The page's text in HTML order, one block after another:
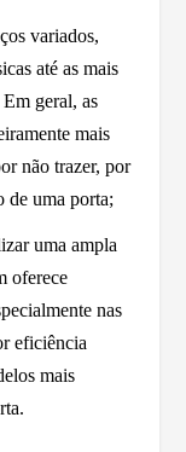
variados,
até as mais
geral, as
mais
não trazer, por
de uma porta;
uma ampla
oferece
nas
eficiência
mais